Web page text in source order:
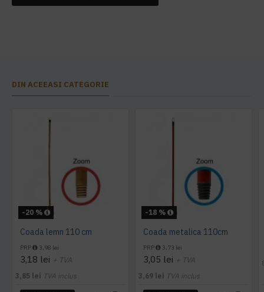
DIN ACEEASI CATEGORIE
-20 %
Coada lemn 110 cm
PRP 3,98 lei
3,18 lei + TVA
3,85 lei TVA inclus
-18 %
Coada metalica 110cm
PRP 3,73 lei
3,05 lei + TVA
3,69 lei TVA inclus